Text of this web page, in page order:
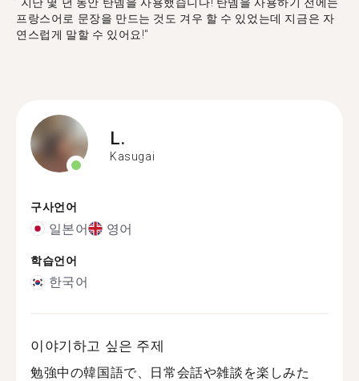
프랑스어로 문장을 만드는 것도 겨우 할 수 있었는데 지금은 자
연스럽게 말할 수 있어요!"
L.
Kasugai
구사언어
일본어 영어
학습언어
한국어
이야기하고 싶은 주제
勉強中の韓国語で、日常会話や雑談を楽しみた